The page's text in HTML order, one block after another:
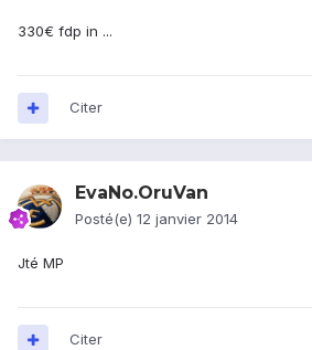
330€ fdp in ...
Citer
EvaNo.OruVan
Posté(e) 12 janvier 2014
Jté MP
Citer